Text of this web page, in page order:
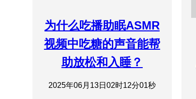
为什么吃播助眠ASMR
视频中吃糖的声音能帮
助放松和入睡？
2025年06月13日02时12分01秒